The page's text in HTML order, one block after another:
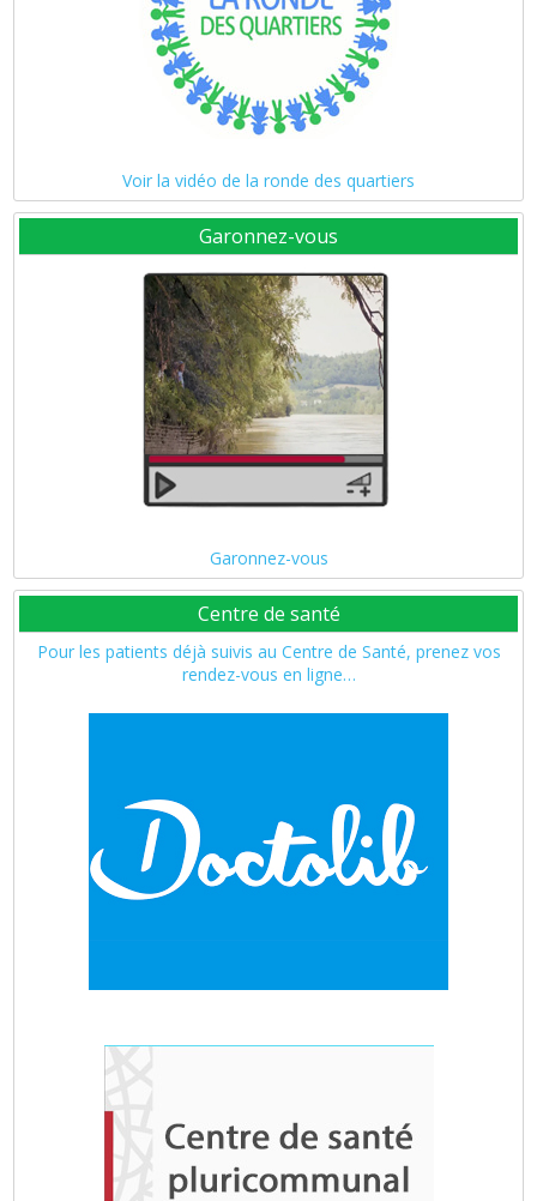
Voir la vidéo de la ronde des quartiers
Garonnez-vous
Garonnez-vous
Centre de santé
Pour les patients déjà suivis au Centre de Santé, prenez vos
rendez-vous en ligne…